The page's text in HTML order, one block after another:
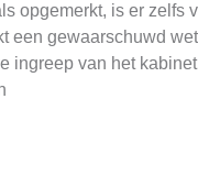
opgemerkt, is er zelfs
een gewaarschuwd
ingreep van het